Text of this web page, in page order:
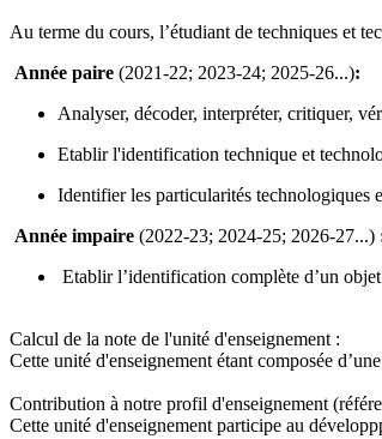
Au terme du cours, l’étudiant de techniques et
Année paire (2021-22; 2023-24; 2025-26...):
Analyser, décoder, interpréter, critiquer,
Etablir l'identification technique et
Identifier les particularités technologiques
Année impaire (2022-23; 2024-25; 2026-27...)
Etablir l’identification complète d’un
Calcul de la note de l'unité d'enseignement :
Cette unité d'enseignement étant composée
Contribution à notre profil d'enseignement
Cette unité d'enseignement participe au